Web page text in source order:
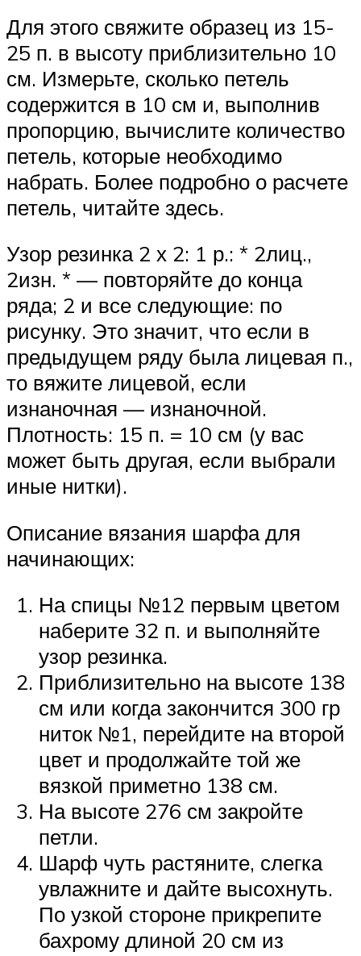
Для этого свяжите образец из 15-
25 п. в высоту приблизительно 10
см. Измерьте, сколько петель
содержится в 10 см и, выполнив
пропорцию, вычислите количество
петель, которые необходимо
набрать. Более подробно о расчете
петель, читайте здесь.
Узор резинка 2 х 2: 1 р.: * 2лиц.,
2изн. * — повторяйте до конца
ряда; 2 и все следующие: по
рисунку. Это значит, что если в
предыдущем ряду была лицевая п.,
то вяжите лицевой, если
изнаночная — изнаночной.
Плотность: 15 п. = 10 см (у вас
может быть другая, если выбрали
иные нитки).
Описание вязания шарфа для
начинающих:
На спицы №12 первым цветом
наберите 32 п. и выполняйте
узор резинка.
Приблизительно на высоте 138
см или когда закончится 300 гр
ниток №1, перейдите на второй
цвет и продолжайте той же
вязкой приметно 138 см.
На высоте 276 см закройте
петли.
Шарф чуть растяните, слегка
увлажните и дайте высохнуть.
По узкой стороне прикрепите
бахрому длиной 20 см из